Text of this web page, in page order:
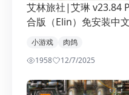
艾林旅社|艾琳 v23.84
合版（Elin）免安装中
小游戏
肉鸽
1958
12/7/2025